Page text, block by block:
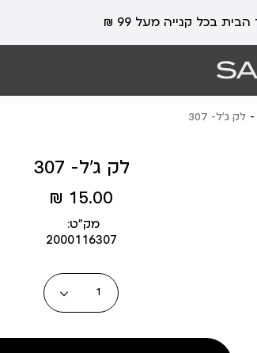
לק ג’ל- 307
לק ג’ל- 307
מחיר
מוצר
15.00 ₪
מק״ט:
2000116307
כמות